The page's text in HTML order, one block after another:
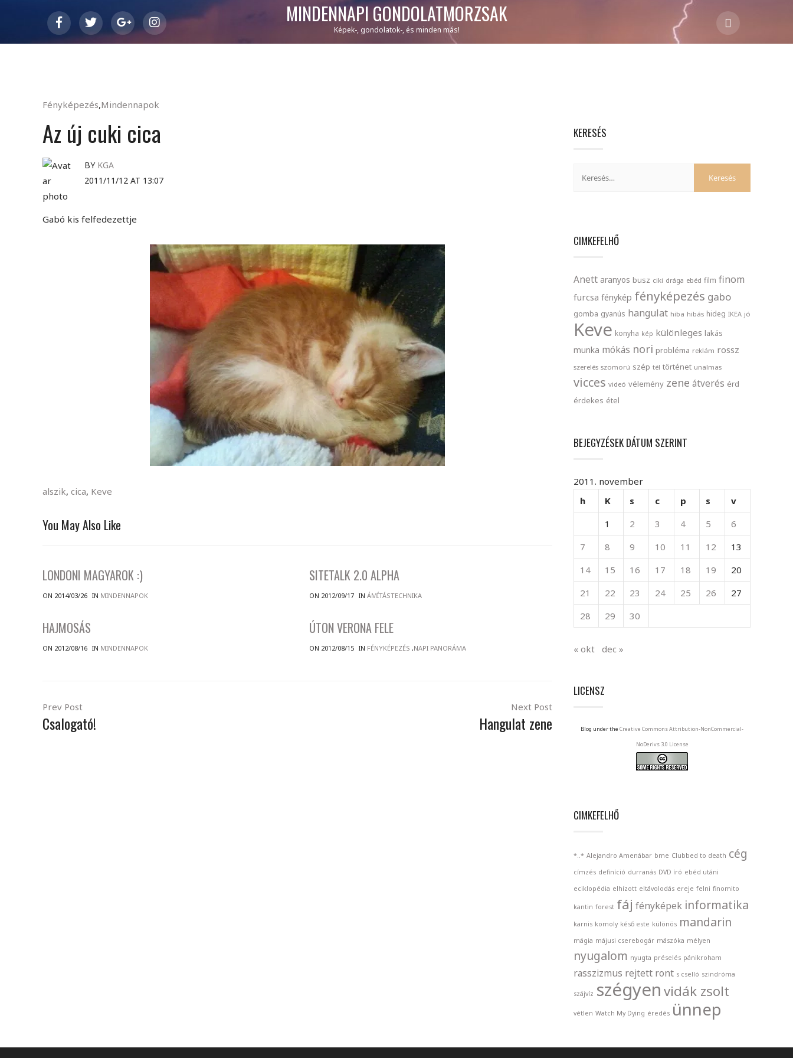
MINDENNAPI GONDOLATMORZSÁK
Képek-, gondolatok-, és minden más!
Fényképezés,Mindennapok
Az új cuki cica
BY KGA
2011/11/12 AT 13:07
Gabó kis felfedezettje
alszik, cica, Keve
You May Also Like
LONDONI MAGYAROK :)
ON 2014/03/26 IN MINDENNAPOK
SITETALK 2.0 ALPHA
ON 2012/09/17 INÁMÍTÁSTECHNIKA
HAJMOSÁS
ON 2012/08/16 IN MINDENNAPOK
ÚTON VERONA FELE
ON 2012/08/15 IN FÉNYKÉPEZÉS ,NAPI PANORÁMA
Prev Post
Csalogató!
Next Post
Hangulat zene
KERESÉS
CIMKEFELHŐ
Anett aranyos busz ciki drága ebéd film finom
furcsa fénykép fényképezés gabo
gomba gyanús hangulat hiba hibás hideg IKEA jó
Keve konyha kép különleges lakás
munka mókás nori probléma reklám rossz
szerelés szomorú szép tél történet unalmas
vicces videó vélemény zene átverés érd
érdekes étel
BEJEGYZÉSEK DÁTUM SZERINT
2011. november
h
K s c p s
v
1
2 3 4 5
6
7
8 9 10 11 12
13
14
15 16 17 18 19
20
21
22 23 24 25 26
27
28
29 30
« okt dec »
LICENSZ
Blog under the Creative Commons Attribution-NonCommercial-
NoDerivs 3.0 License
CIMKEFELHŐ
*..* Alejandro Amenábar bme Clubbed to death cég
címzés definíció durranás DVD író ebéd utáni
eciklopédia elhízott eltávolodás ereje felni finomito
kantin forest fáj fényképek informatika
karnis komoly késő este különös mandarin
mágia májusi cserebogár mászóka mélyen
nyugalom nyugta préselés pánikroham
rasszizmus rejtett ront s cselló szindróma
szájvíz szégyen vidák zsolt
vétlen Watch My Dying éredés ünnep